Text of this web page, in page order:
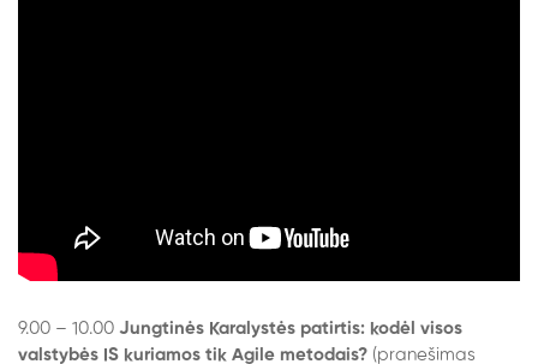
9.00 – 10.00 Jungtinės Karalystės patirtis: kodėl visos
valstybės IS kuriamos tik Agile metodais? (pranešimas